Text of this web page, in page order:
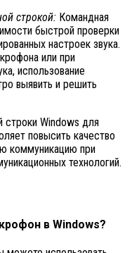
строкой: Командная
быстрой проверки
настроек звука.
или при
использование
выявить и решить
строки Windows для
повысить качество
коммуникацию при
технологий.
в Windows?